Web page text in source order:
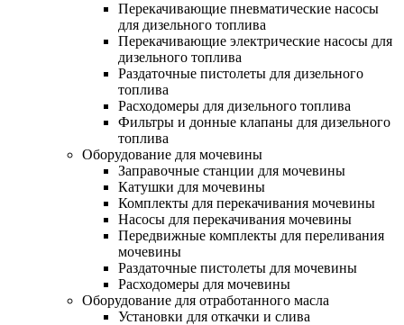
Перекачивающие пневматические насосы
для дизельного топлива
Перекачивающие электрические насосы для
дизельного топлива
Раздаточные пистолеты для дизельного
топлива
Расходомеры для дизельного топлива
Фильтры и донные клапаны для дизельного
топлива
Оборудование для мочевины
Заправочные станции для мочевины
Катушки для мочевины
Комплекты для перекачивания мочевины
Насосы для перекачивания мочевины
Передвижные комплекты для переливания
мочевины
Раздаточные пистолеты для мочевины
Расходомеры для мочевины
Оборудование для отработанного масла
Установки для откачки и слива